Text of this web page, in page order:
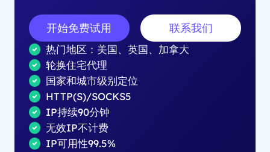
开始免费试用 联系我们
热门地区：美国、英国、加拿大
轮换住宅代理
国家和城市级别定位
HTTP(S)/SOCKS5
IP持续90分钟
无效IP不计费
IP可用性99.5%